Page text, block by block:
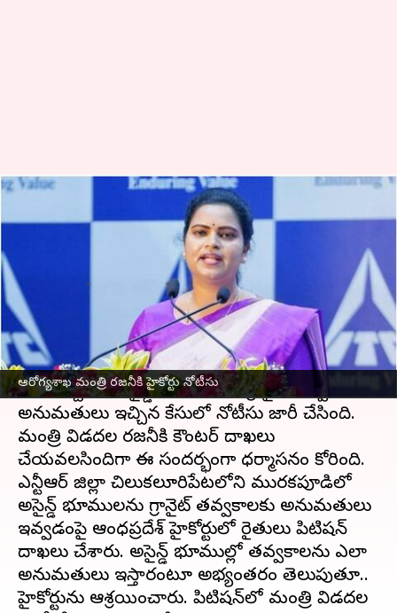
ఆరోగ్యశాఖ మంత్రి రజనీకి హైకోర్టు నోటీసు
అసైన్డ్ భూముల్లో గ్రానైట్ తవ్వకాలపై
హైకోర్టులో విచారణ.. మంత్రి రజనీకి
వ్రాసిన వారు 10:34 am
ఈ వార్తాకథనం ఏంటి
ఆంధ్రప్రదేశ్ ఆరోగ్యశాఖ మంత్రి విడదల రజనీకి హైకోర్టు
షాక్ ఇచ్చింది. అసైన్డ్ భూములను గ్రానైట్ తవ్వకాలకు
అనుమతులు ఇచ్చిన కేసులో నోటీసు జారీ చేసింది.
మంత్రి విడదల రజనీకి కౌంటర్ దాఖలు
చేయవలసిందిగా ఈ సందర్భంగా ధర్మాసనం కోరింది.
ఎన్టీఆర్‌ జిల్లా చిలుకలూరిపేటలోని మురకపూడిలో
అసైన్డ్ భూములను గ్రానైట్ తవ్వకాలకు అనుమతులు
ఇవ్వడంపై ఆంధ్రప్రదేశ్ హైకోర్టులో రైతులు పిటిషన్
దాఖలు చేశారు. అసైన్డ్ భూముల్లో తవ్వకాలను ఎలా
అనుమతులు ఇస్తారంటూ అభ్యంతరం తెలుపుతూ..
హైకోర్టును ఆశ్రయించారు. పిటిషన్‌లో మంత్రి విడదల